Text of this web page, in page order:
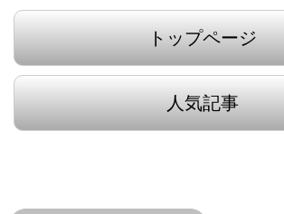
トップページ
人気記事